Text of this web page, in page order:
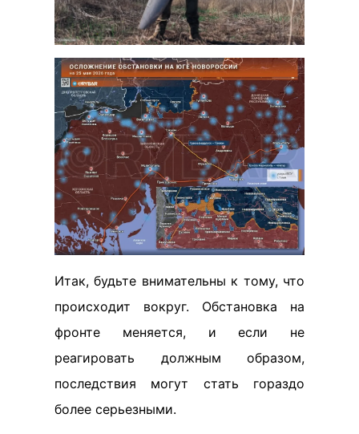
Итак, будьте внимательны к тому, что
происходит вокруг. Обстановка на
фронте меняется, и если не
реагировать должным образом,
последствия могут стать гораздо
более серьезными.